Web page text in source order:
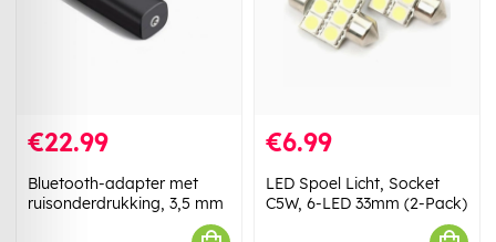
€22.99
Bluetooth-adapter met
ruisonderdrukking, 3,5 mm
€6.99
LED Spoel Licht, Socket
C5W, 6-LED 33mm (2-Pack)